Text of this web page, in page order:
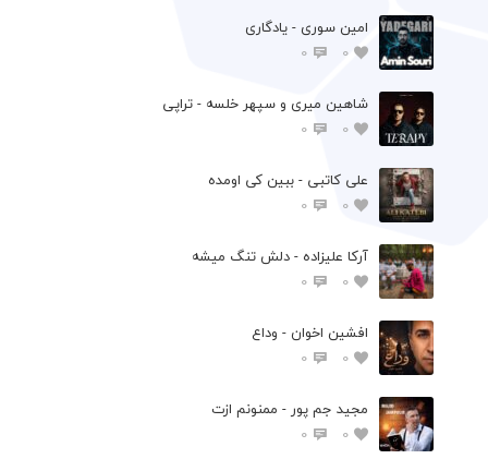
امین سوری - یادگاری
0
0
شاهین میری و سپهر خلسه - تراپی
0
0
علی کاتبی - ببین کی اومده
0
0
آرکا علیزاده - دلش تنگ میشه
0
0
افشين اخوان - وداع
0
0
مجید جم پور - ممنونم ازت
0
0